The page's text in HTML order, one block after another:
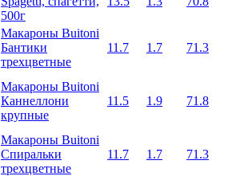
500г
Макароны Buitoni
Бантики
трехцветные
11.7 1.7 71.3
Макароны Buitoni
Каннеллони
крупные
11.5 1.9 71.8
Макароны Buitoni
Спиральки
трехцветные
11.7 1.7 71.3